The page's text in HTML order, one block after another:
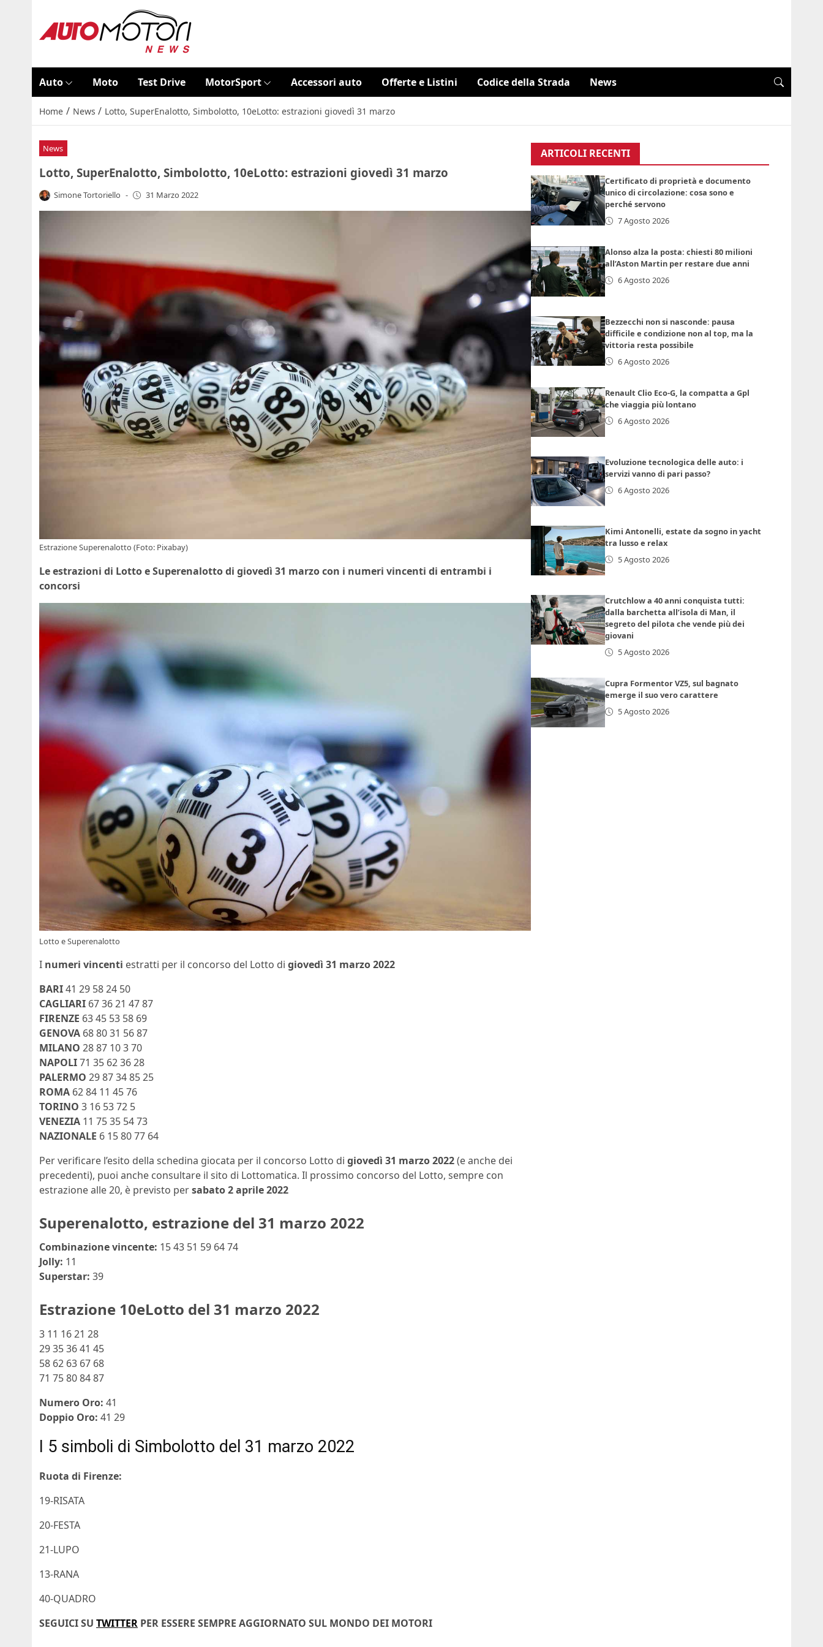
Auto Moto Test Drive MotorSport Accessori auto Offerte e Listini Codice della Strada News
Home / News / Lotto, SuperEnalotto, Simbolotto, 10eLotto: estrazioni giovedì 31 marzo
News
Lotto, SuperEnalotto, Simbolotto, 10eLotto: estrazioni giovedì 31 marzo
Simone Tortoriello - 31 Marzo 2022
Estrazione Superenalotto (Foto: Pixabay)
Le estrazioni di Lotto e Superenalotto di giovedì 31 marzo con i numeri vincenti di entrambi i
concorsi
Lotto e Superenalotto
I numeri vincenti estratti per il concorso del Lotto di giovedì 31 marzo 2022
BARI41 29 58 24 50
CAGLIARI 67 36 21 47 87
FIRENZE 63 45 53 58 69
GENOVA 68 80 31 56 87
MILANO 28 87 10 3 70
NAPOLI71 35 62 36 28
PALERMO 29 87 34 85 25
ROMA 62 84 11 45 76
TORINO 3 16 53 72 5
VENEZIA 11 75 35 54 73
NAZIONALE 6 15 80 77 64
Per verificare l’esito della schedina giocata per il concorso Lotto di giovedì 31 marzo2022(e anche dei
precedenti), puoi anche consultare il sito di Lottomatica. Il prossimo concorso del Lotto, sempre con
estrazione alle 20, è previsto persabato 2 aprile 2022
Superenalotto, estrazione del 31 marzo 2022
Combinazione vincente: 15 43 51 59 64 74
Jolly: 11
Superstar: 39
Estrazione 10eLotto del 31 marzo 2022
3 11 16 21 28
29 35 36 41 45
58 62 63 67 68
71 75 80 84 87
Numero Oro: 41
Doppio Oro: 41 29
I 5 simboli di Simbolotto del 31 marzo 2022
Ruota di Firenze:
19-RISATA
20-FESTA
21-LUPO
13-RANA
40-QUADRO
SEGUICI SU TWITTER PER ESSERE SEMPRE AGGIORNATO SUL MONDO DEI MOTORI
ARTICOLI RECENTI
Certificato di proprietà e documento
unico di circolazione: cosa sono e
perché servono
7 Agosto 2026
Alonso alza la posta: chiesti 80 milioni
all’Aston Martin per restare due anni
6 Agosto 2026
Bezzecchi non si nasconde: pausa
difficile e condizione non al top, ma la
vittoria resta possibile
6 Agosto 2026
Renault Clio Eco-G, la compatta a Gpl
che viaggia più lontano
6 Agosto 2026
Evoluzione tecnologica delle auto: i
servizi vanno di pari passo?
6 Agosto 2026
Kimi Antonelli, estate da sogno in yacht
tra lusso e relax
5 Agosto 2026
Crutchlow a 40 anni conquista tutti:
dalla barchetta all’isola di Man, il
segreto del pilota che vende più dei
giovani
5 Agosto 2026
Cupra Formentor VZ5, sul bagnato
emerge il suo vero carattere
5 Agosto 2026